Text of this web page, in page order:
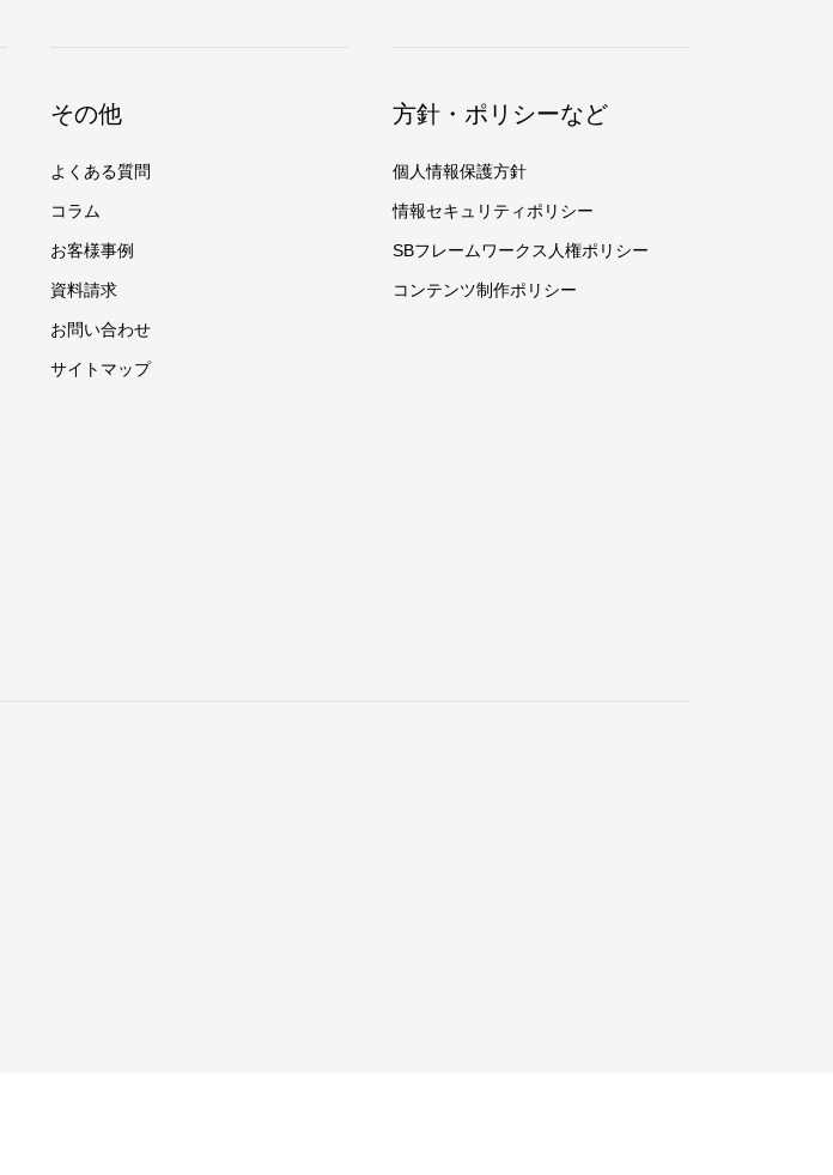
その他
よくある質問
コラム
お客様事例
資料請求
お問い合わせ
サイトマップ
方針・ポリシーなど
個人情報保護方針
情報セキュリティポリシー
SBフレームワークス人権ポリシー
コンテンツ制作ポリシー